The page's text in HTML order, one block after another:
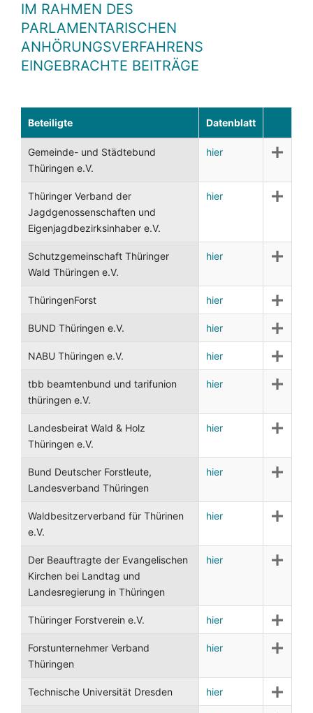
IM RAHMEN DES
PARLAMENTARISCHEN
ANHÖRUNGSVERFAHRENS
EINGEBRACHTE BEITRÄGE
Beteiligte Datenblatt
Gemeinde- und Städtebund
Thüringen e.V.
hier
Thüringer Verband der
Jagdgenossenschaften und
Eigenjagdbezirksinhaber e.V.
hier
Schutzgemeinschaft Thüringer
Wald Thüringen e.V.
hier
ThüringenForst hier
BUND Thüringen e.V. hier
NABU Thüringen e.V. hier
tbb beamtenbund und tarifunion
thüringen e.V.
hier
Landesbeirat Wald & Holz
Thüringen e.V.
hier
Bund Deutscher Forstleute,
Landesverband Thüringen
hier
Waldbesitzerverband für Thürinen
e.V.
hier
Der Beauftragte der Evangelischen
Kirchen bei Landtag und
Landesregierung in Thüringen
hier
Thüringer Forstverein e.V. hier
Forstunternehmer Verband
Thüringen
hier
Technische Universität Dresden hier